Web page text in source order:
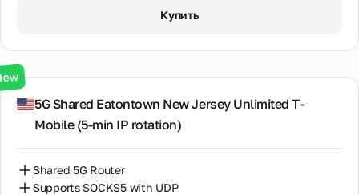
30 Дней / ∞ GB / $50.00
Купить
5G Shared Eatontown New Jersey Unlimited T-
Mobile (5‑min IP rotation)
Shared 5G Router
Supports SOCKS5 with UDP